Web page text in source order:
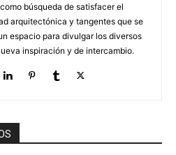
búsqueda de satisfacer el
arquitectónica y tangentes que se
espacio para divulgar los diversos
inspiración y de intercambio.